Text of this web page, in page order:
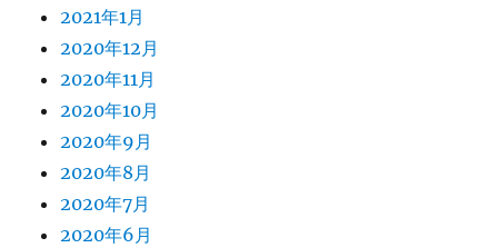
2021年1月
2020年12月
2020年11月
2020年10月
2020年9月
2020年8月
2020年7月
2020年6月